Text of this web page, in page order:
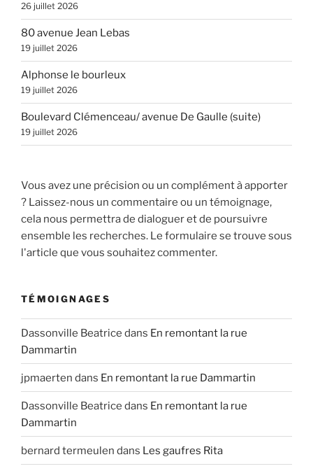
26 juillet 2026
80 avenue Jean Lebas
19 juillet 2026
Alphonse le bourleux
19 juillet 2026
Boulevard Clémenceau/ avenue De Gaulle (suite)
19 juillet 2026
Vous avez une précision ou un complément à apporter
? Laissez-nous un commentaire ou un témoignage,
cela nous permettra de dialoguer et de poursuivre
ensemble les recherches. Le formulaire se trouve sous
l'article que vous souhaitez commenter.
TÉMOIGNAGES
Dassonville Beatrice dans En remontant la rue
Dammartin
jpmaerten dans En remontant la rue Dammartin
Dassonville Beatrice dans En remontant la rue
Dammartin
bernard termeulen dans Les gaufres Rita